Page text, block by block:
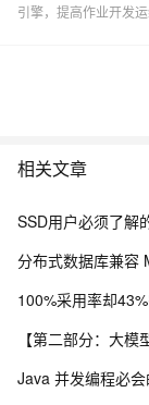
引擎，提高作业开发运
相关文章
SSD用户必须了解
Java 并发编程必